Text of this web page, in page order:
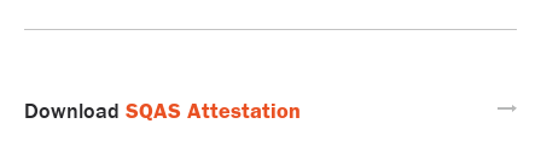
Download SQAS Attestation